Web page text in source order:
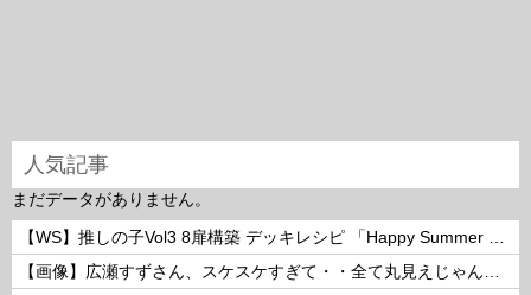
人気記事
まだデータがありません。
【WS】推しの子Vol3 8扉構築 デッキレシピ 「Happy Summer ルビー 」
【画像】広瀬すずさん、スケスケすぎて・・全て丸見えじゃん！ 他